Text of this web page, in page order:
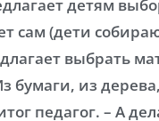
детям
сам (дети
выбрать
бумаги, из
педагог. – А